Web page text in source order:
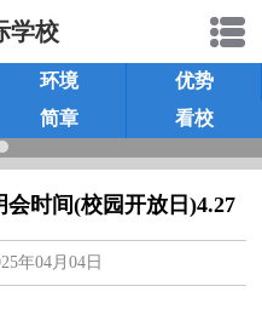
学校
环境
优势
简章 看校
时间(校园开放日)4.27
年04月04日